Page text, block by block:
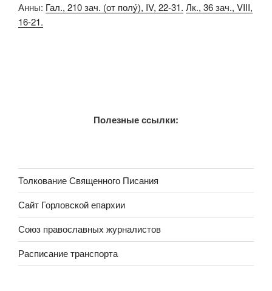
Анны: Гал., 210 зач. (от полу́), IV, 22-31. Лк., 36 зач., VIII,
16-21.
Полезные ссылки:
Толкование Священного Писания
Сайт Горловской епархии
Союз православных журналистов
Расписание транспорта